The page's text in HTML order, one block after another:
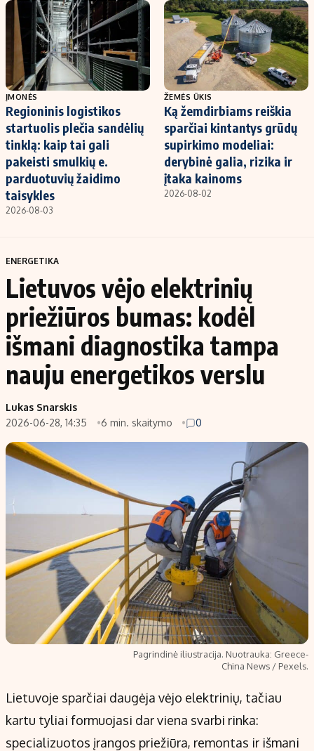
ĮMONĖS
Regioninis logistikos
startuolis plečia sandėlių
tinklą: kaip tai gali
pakeisti smulkių e.
parduotuvių žaidimo
taisykles
2026-08-03
ŽEMĖS ŪKIS
Ką žemdirbiams reiškia
sparčiai kintantys grūdų
supirkimo modeliai:
derybinė galia, rizika ir
įtaka kainoms
2026-08-02
ENERGETIKA
Lietuvos vėjo elektrinių
priežiūros bumas: kodėl
išmani diagnostika tampa
nauju energetikos verslu
Lukas Snarskis
2026-06-28, 14:35
6 min. skaitymo 0
Pagrindinė iliustracija. Nuotrauka: Greece-
China News / Pexels.
Lietuvoje sparčiai daugėja vėjo elektrinių, tačiau
kartu tyliai formuojasi dar viena svarbi rinka:
specializuotos įrangos priežiūra, remontas ir išmani